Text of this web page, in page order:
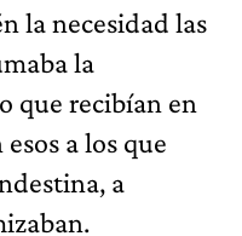
la necesidad las
la
que recibían en
a los que
a